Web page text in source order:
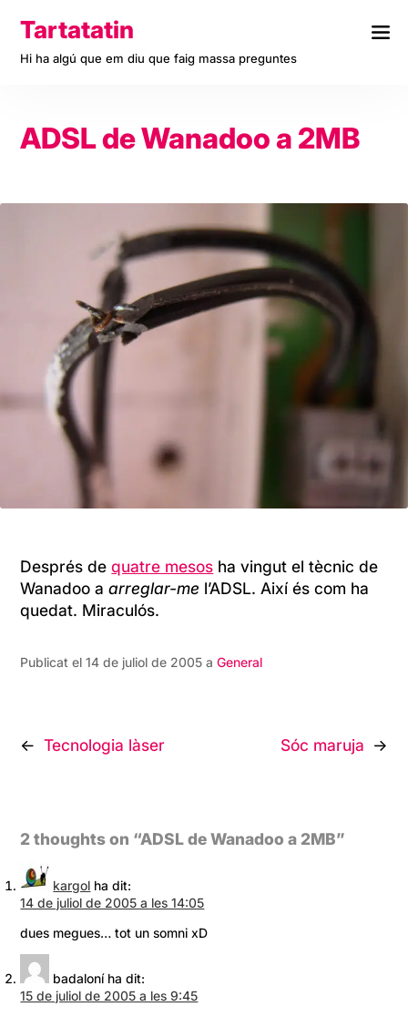
content
Tartatatin
Hi ha algú que em diu que faig massa preguntes
ADSL de Wanadoo a 2MB
Després dequatre mesos ha vingut el tècnic de
Wanadoo aarreglar-me l’ADSL. Així és com ha
quedat. Miraculós.
Publicat el 14 de juliol de 2005 aGeneral
Navegació
Tecnologia làser Sóc maruja
2 thoughts on “ADSL de Wanadoo a 2MB”
kargol ha dit:
14 de juliol de 2005 a les 14:05
dues megues… tot un somni xD
badaloní ha dit:
15 de juliol de 2005 a les 9:45